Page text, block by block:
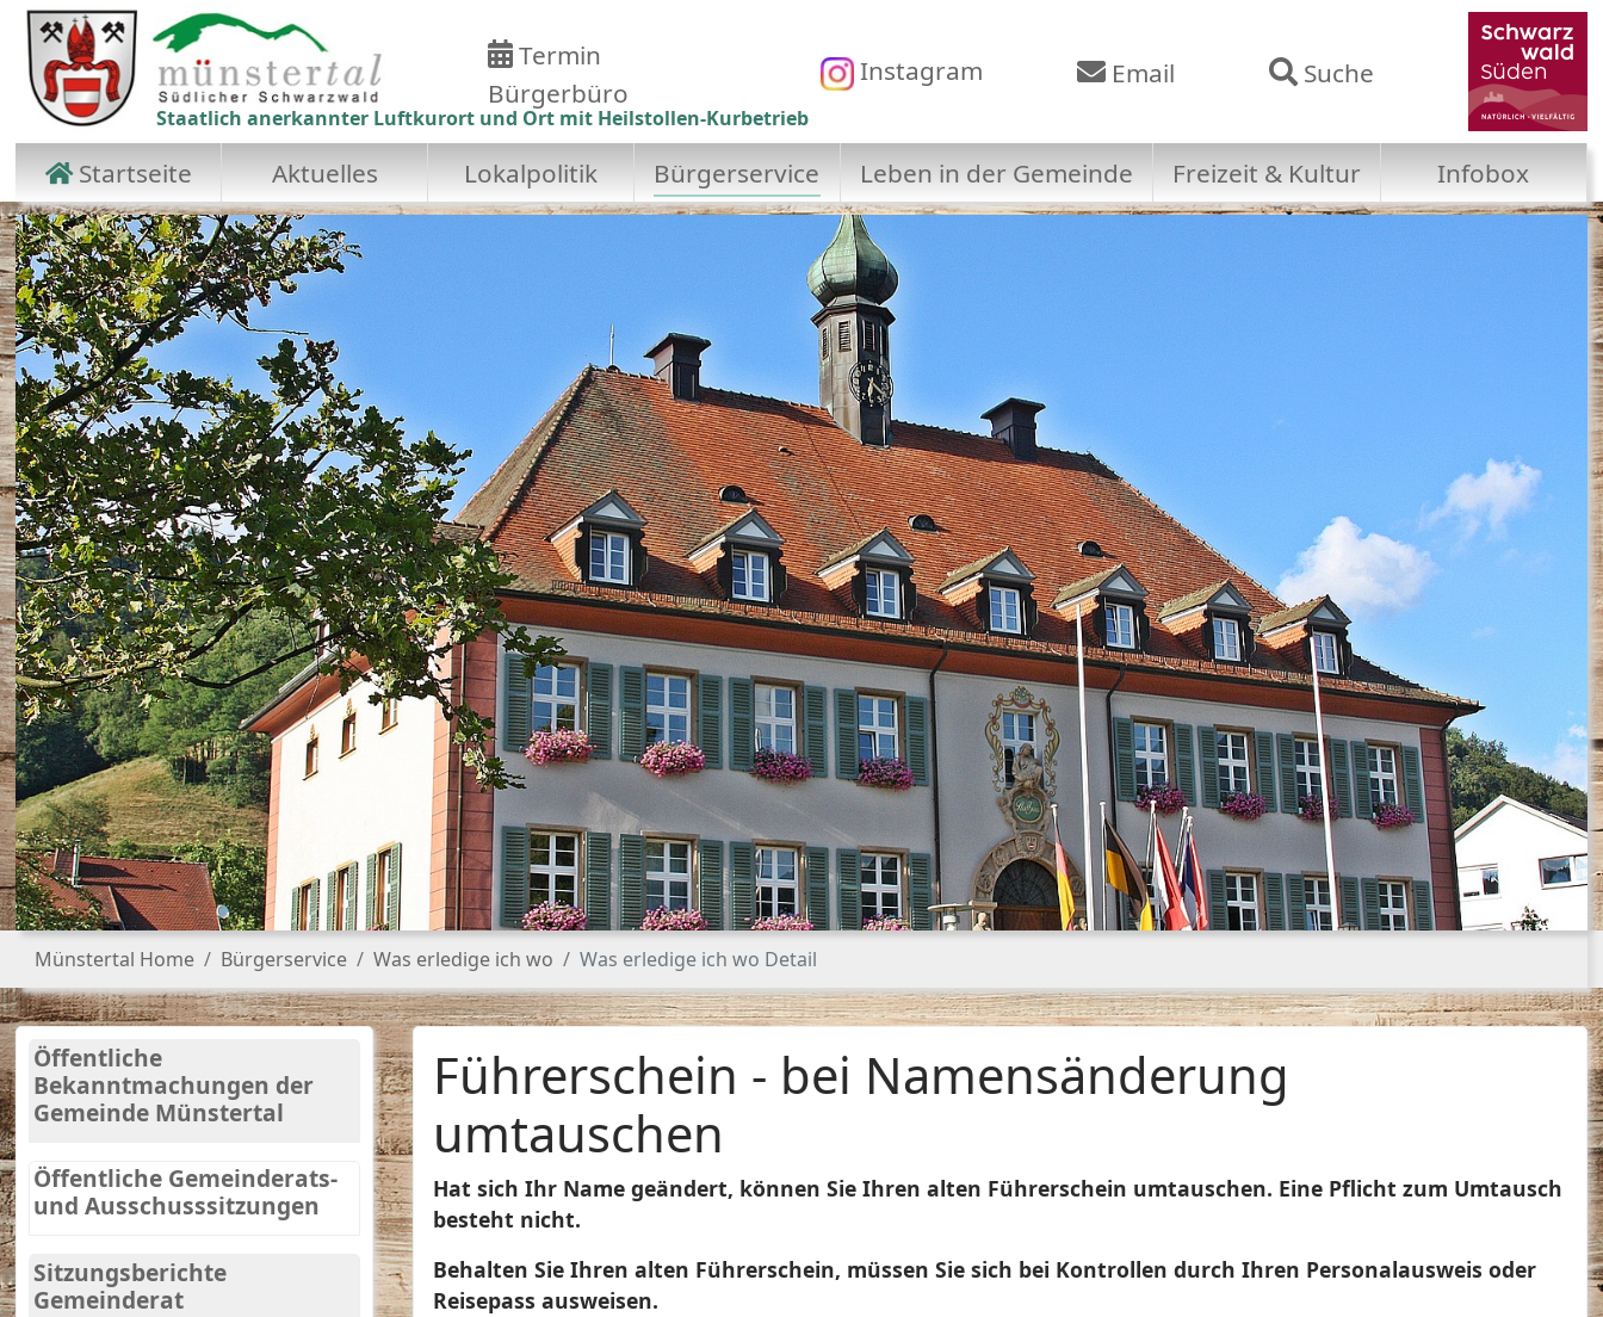
Zum Hauptinhalt springen
Staatlich anerkannter Luftkurort und Ort mit Heilstollen-Kurbetrieb
Termin
Bürgerbüro
Instagram Email Suche
Startseite Aktuelles Lokalpolitik Bürgerservice Leben in der Gemeinde Freizeit & Kultur Infobox
Sie sind hier:
Münstertal Home Bürgerservice Was erledige ich wo Was erledige ich wo Detail
Führerschein - bei Namensänderung
umtauschen
Hat sich Ihr Name geändert, können Sie Ihren alten Führerschein umtauschen. Eine Pflicht zum Umtausch
besteht nicht.
Behalten Sie Ihren alten Führerschein, müssen Sie sich bei Kontrollen durch Ihren Personalausweis oder
Reisepass ausweisen.
Öffentliche
Bekanntmachungen der
Gemeinde Münstertal
Öffentliche Gemeinderats-
und Ausschusssitzungen
Sitzungsberichte
Gemeinderat